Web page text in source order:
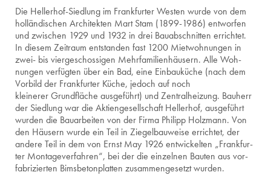
Die Hel­ler­hof-Sied­lung im Frank­fur­ter Wes­ten wurde von dem
hol­län­di­schen Ar­chi­tek­ten Mart Stam (1899-1986) ent­wor­fen
und zwi­schen 1929 und 1932 in drei Bau­ab­schnit­ten er­rich­tet.
In die­sem Zeit­raum ent­stan­den fast 1200 Miet­woh­nun­gen in
zwei- bis vier­ge­schos­si­gen Mehr­fa­mi­li­en­häu­sern. Alle Woh­
nun­gen ver­füg­ten über ein Bad, eine Ein­bau­kü­che (nach dem
Vor­bild der Frank­fur­ter Küche, je­doch auf noch
klei­ne­rer Grund­flä­che aus­ge­führt) und Zen­tral­hei­zung. Bau­herr
der Sied­lung war die Ak­ti­en­ge­sell­schaft Hel­ler­hof, aus­ge­führt
wur­den die Bau­ar­bei­ten von der Firma Phil­ipp Holz­mann. Von
den Häu­sern wurde ein Teil in Zie­gel­bau­wei­se er­rich­tet, der
an­de­re Teil in dem von Ernst May 1926 ent­wi­ckel­ten „Frank­fur­
ter Mon­ta­ge­ver­fah­ren“, bei der die ein­zel­nen Bau­ten aus vor­
fa­bri­zier­ten Bims­be­ton­plat­ten zu­sam­men­ge­setzt wur­den.